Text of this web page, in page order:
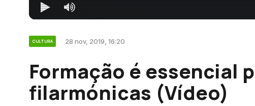
CULTURA 28 nov, 2019, 16:20
Formação é essencial
filarmónicas (Vídeo)